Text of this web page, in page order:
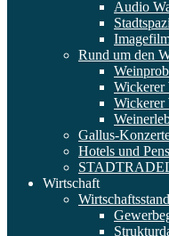
Audio
Rund um den
Wickerer
Wickerer
Gallus-
Hotels und
Wirtschaft